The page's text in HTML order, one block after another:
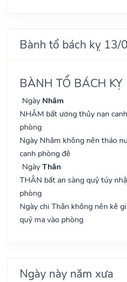
Bành tổ bách kỵ 13/
BÀNH TỔ BÁCH KỴ
Ngày Nhâm
NHÂM bất ương thủy nan
phòng
Ngày Nhâm không nên tháo
canh phòng đê
NgàyThân
THÂN bất an sàng quỷ túy
phòng
Ngày chi Thân không nên kê
quỷ ma vào phòng
Ngày này năm xưa